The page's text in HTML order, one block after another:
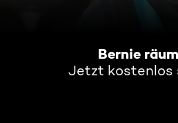
Bernie
Jetzt kostenlos